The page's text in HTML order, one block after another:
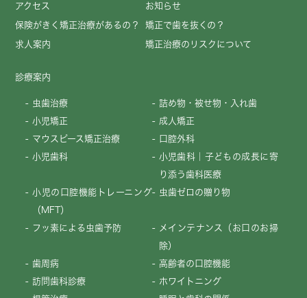
アクセス お知らせ
保険がきく矯正治療があるの？ 矯正で歯を抜くの？
求人案内 矯正治療のリスクについて
診療案内
虫歯治療
詰め物・被せ物・入れ歯
小児矯正
成人矯正
マウスピース矯正治療
口腔外科
小児歯科
小児歯科｜子どもの成長に寄
り添う歯科医療
小児の口腔機能トレーニング
（MFT）
虫歯ゼロの贈り物
フッ素による虫歯予防
メインテナンス（お口のお掃
除）
歯周病
高齢者の口腔機能
訪問歯科診療
ホワイトニング